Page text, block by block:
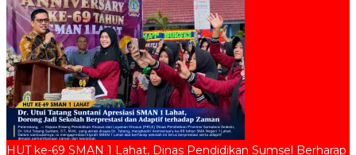
HUT ke-69 SMAN 1 Lahat, Dinas Pendidikan Sumsel Berharap